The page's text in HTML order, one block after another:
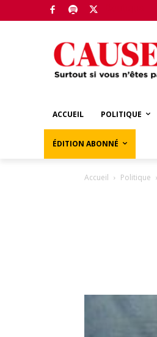
ACCUEIL POLITIQUE
ÉDITION ABONNÉ
Accueil Politique